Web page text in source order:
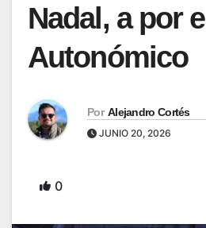
Nadal, a por el
Autonómico
Por Alejandro Cortés
JUNIO 20, 2026
0